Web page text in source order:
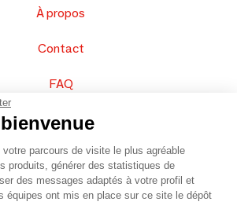
À propos
Contact
FAQ
Vendez vos produits
Plan du site
parcours de visite le plus agréable
produits, générer des statistiques de
des messages adaptés à votre profil et
équipes ont mis en place sur ce site le dépôt